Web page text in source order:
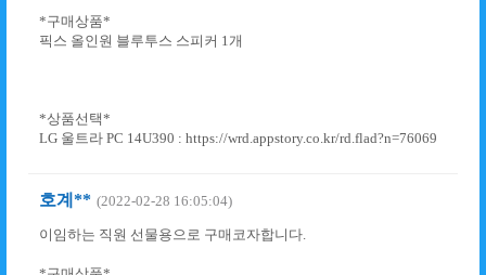
*구매상품*
픽스 올인원 블루투스 스피커 1개
*상품선택*
LG 울트라 PC 14U390 : https://wrd.appstory.co.kr/rd.flad?n=76069
호계** (2022-02-28 16:05:04)
이임하는 직원 선물용으로 구매코자합니다.